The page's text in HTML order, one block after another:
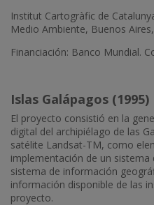
Institut Cartogràfic de
Medio Ambiente, Buenos
Financiación: Banco Mundial.
Islas Galápagos (1995)
El proyecto consistió en la
digital del archipiélago de las
satélite Landsat-TM, como
implementación de un
sistema de información
información disponible de las
proyecto.